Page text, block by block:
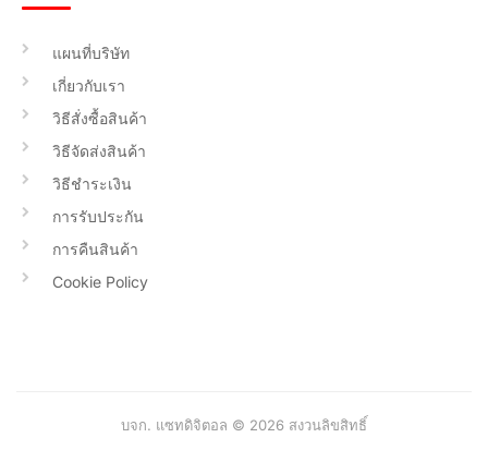
แผนที่บริษัท
เกี่ยวกับเรา
วิธีสั่งซื้อสินค้า
วิธีจัดส่งสินค้า
วิธีชำระเงิน
การรับประกัน
การคืนสินค้า
Cookie Policy
บจก. แซทดิจิตอล © 2026 สงวนลิขสิทธิ์